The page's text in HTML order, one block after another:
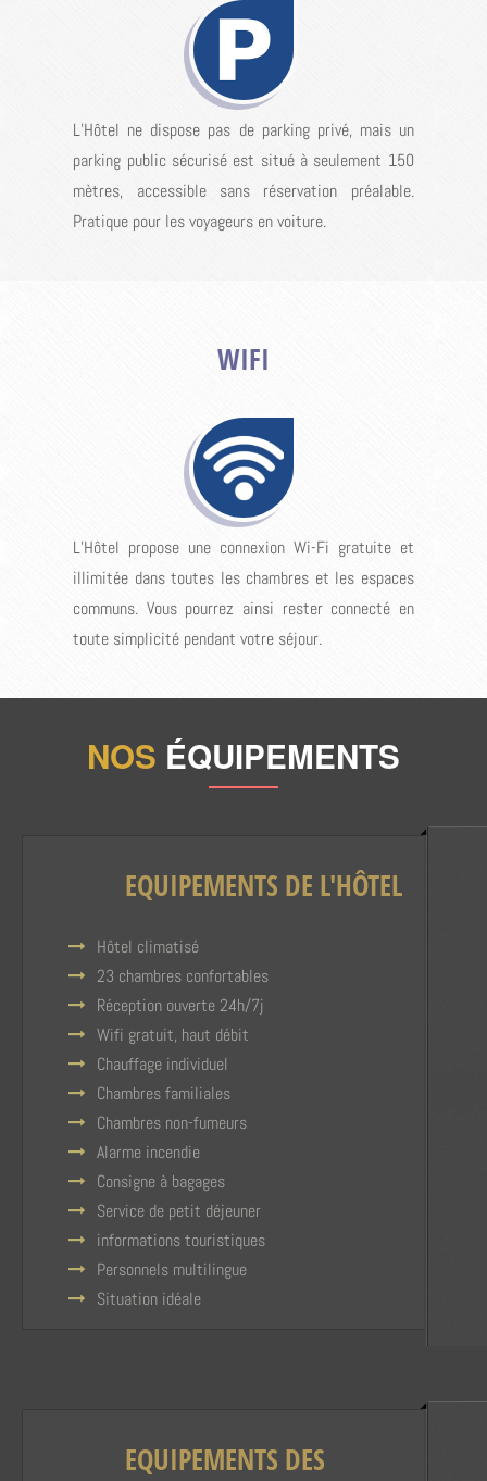
L’Hôtel ne dispose pas de parking privé, mais un
parking public sécurisé est situé à seulement 150
mètres, accessible sans réservation préalable.
Pratique pour les voyageurs en voiture.
WIFI
L’Hôtel propose une connexion Wi-Fi gratuite et
illimitée dans toutes les chambres et les espaces
communs. Vous pourrez ainsi rester connecté en
toute simplicité pendant votre séjour.
NOS ÉQUIPEMENTS
EQUIPEMENTS DE L'HÔTEL
Hôtel climatisé
23 chambres confortables
Réception ouverte 24h/7j
Wifi gratuit, haut débit
Chauffage individuel
Chambres familiales
Chambres non-fumeurs
Alarme incendie
Consigne à bagages
Service de petit déjeuner
informations touristiques
Personnels multilingue
Situation idéale
EQUIPEMENTS DES